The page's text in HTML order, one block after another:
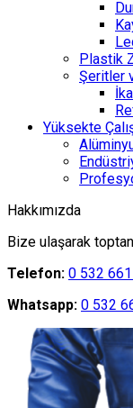
Plastik
Şeritler
Yüksekte
Hakkımızda
Bize ulaşarak
Telefon: 0 532
Whatsapp: 0 532